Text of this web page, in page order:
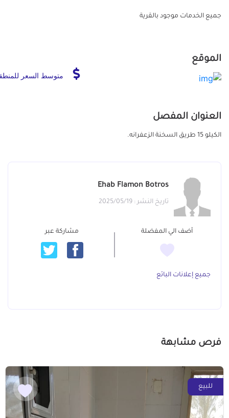
جميع الخدمات موجود بالقرية
الموقع
متوسط السعر
العنوان المفصل
الكيلو 15 طريق السخنة الزعفرانه.
Ehab Flamon Botros
تاريخ النشر : 2025/05/19
أضف الي المفضلة مشاركة عبر
جميع إعلانات البائع
فرص مشابهة
للبيع